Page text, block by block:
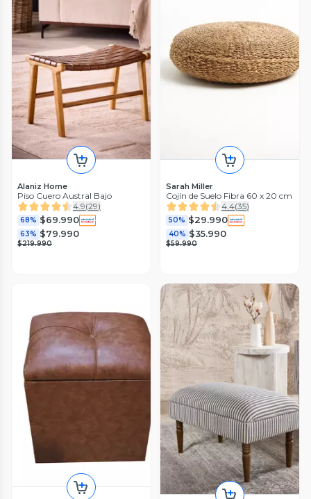
Alaniz Home
Piso Cuero Austral Bajo
4.9(29)
68% $69.990
63% $79.990
$219.990
Sarah Miller
Cojín de Suelo Fibra 60 x 20 cm
4.4(35)
50% $29.990
40% $35.990
$59.990